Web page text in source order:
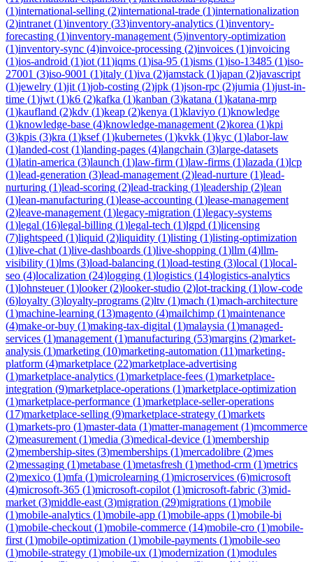
(1)international-selling (2)international-trade (1)internationalization
(2)intranet (1)inventory (33)inventory-analytics (1)inventory-
forecasting (1)inventory-management (5)inventory-optimization
(1)inventory-sync (4)invoice-processing (2)invoices (1)invoicing
(1)ios-android (1)iot (11)iqms (1)isa-95 (1)isms (1)iso-13485 (1)iso-
27001 (3)iso-9001 (1)italy (1)iva (2)jamstack (1)japan (2)javascript
(1)jewelry (1)jit (1)job-costing (2)jpk (1)json-rpc (2)jumia (1)just-in-
time (1)jwt (1)k6 (2)kafka (1)kanban (3)katana (1)katana-mrp
(1)kaufland (2)kdv (1)keap (2)kenya (1)klaviyo (1)knowledge
(1)knowledge-base (4)knowledge-management (2)korea (1)kpi
(3)kpis (3)kra (1)ksef(1)kubernetes (1)kvkk (1)kyc (1)labor-law
(1)landed-cost (1)landing-pages (4)langchain (3)large-datasets
(1)latin-america (3)launch (1)law-firm (1)law-firms (1)lazada (1)lcp
(1)lead-generation (3)lead-management (2)lead-nurture (1)lead-
nurturing (1)lead-scoring (2)lead-tracking (1)leadership (2)lean
(1)lean-manufacturing (1)lease-accounting (1)lease-management
(2)leave-management (1)legacy-migration (1)legacy-systems
(1)legal (16)legal-billing (1)legal-tech (1)lgpd (1)licensing
(7)lightspeed (1)liquid (2)liquidity (1)listing (1)listing-optimization
(1)live-chat (1)live-dashboards (1)live-shopping (1)llm (4)llm-
visibility (1)lms (3)load-balancing (1)load-testing (3)local (1)local-
seo (4)localization (24)logging (1)logistics (14)logistics-analytics
(1)lohnsteuer(1)looker(2)looker-studio (2)lot-tracking (1)low-code
(6)loyalty (3)loyalty-programs (2)ltv (1)mach (1)mach-architecture
(1)machine-learning (13)magento (4)mailchimp (1)maintenance
(4)make-or-buy (1)making-tax-digital (1)malaysia (1)managed-
services (1)management (1)manufacturing (53)margins (2)market-
analysis (1)marketing (10)marketing-automation (11)marketing-
platform (4)marketplace (22)marketplace-advertising
(1)marketplace-analytics (1)marketplace-fees (1)marketplace-
integration (9)marketplace-operations (1)marketplace-optimization
(1)marketplace-performance (1)marketplace-seller-operations
(17)marketplace-selling (9)marketplace-strategy (1)markets
(1)markets-pro (1)master-data (1)matter-management (1)mcommerce
(2)measurement (1)media (3)medical-device (1)membership
(2)membership-sites (3)memberships (1)mercadolibre (2)mes
(2)messaging (1)metabase (1)metasfresh (1)method-crm (1)metrics
(2)mexico (1)mfa (1)microlearning (1)microservices (6)microsoft
(4)microsoft-365 (1)microsoft-copilot (1)microsoft-fabric (3)mid-
market (3)middle-east (3)migration (29)migrations (1)mobile
(1)mobile-analytics (1)mobile-app (1)mobile-apps (1)mobile-bi
(1)mobile-checkout (1)mobile-commerce (14)mobile-cro (1)mobile-
first (1)mobile-optimization (1)mobile-payments (1)mobile-seo
(1)mobile-strategy (1)mobile-ux (1)modernization (1)modules